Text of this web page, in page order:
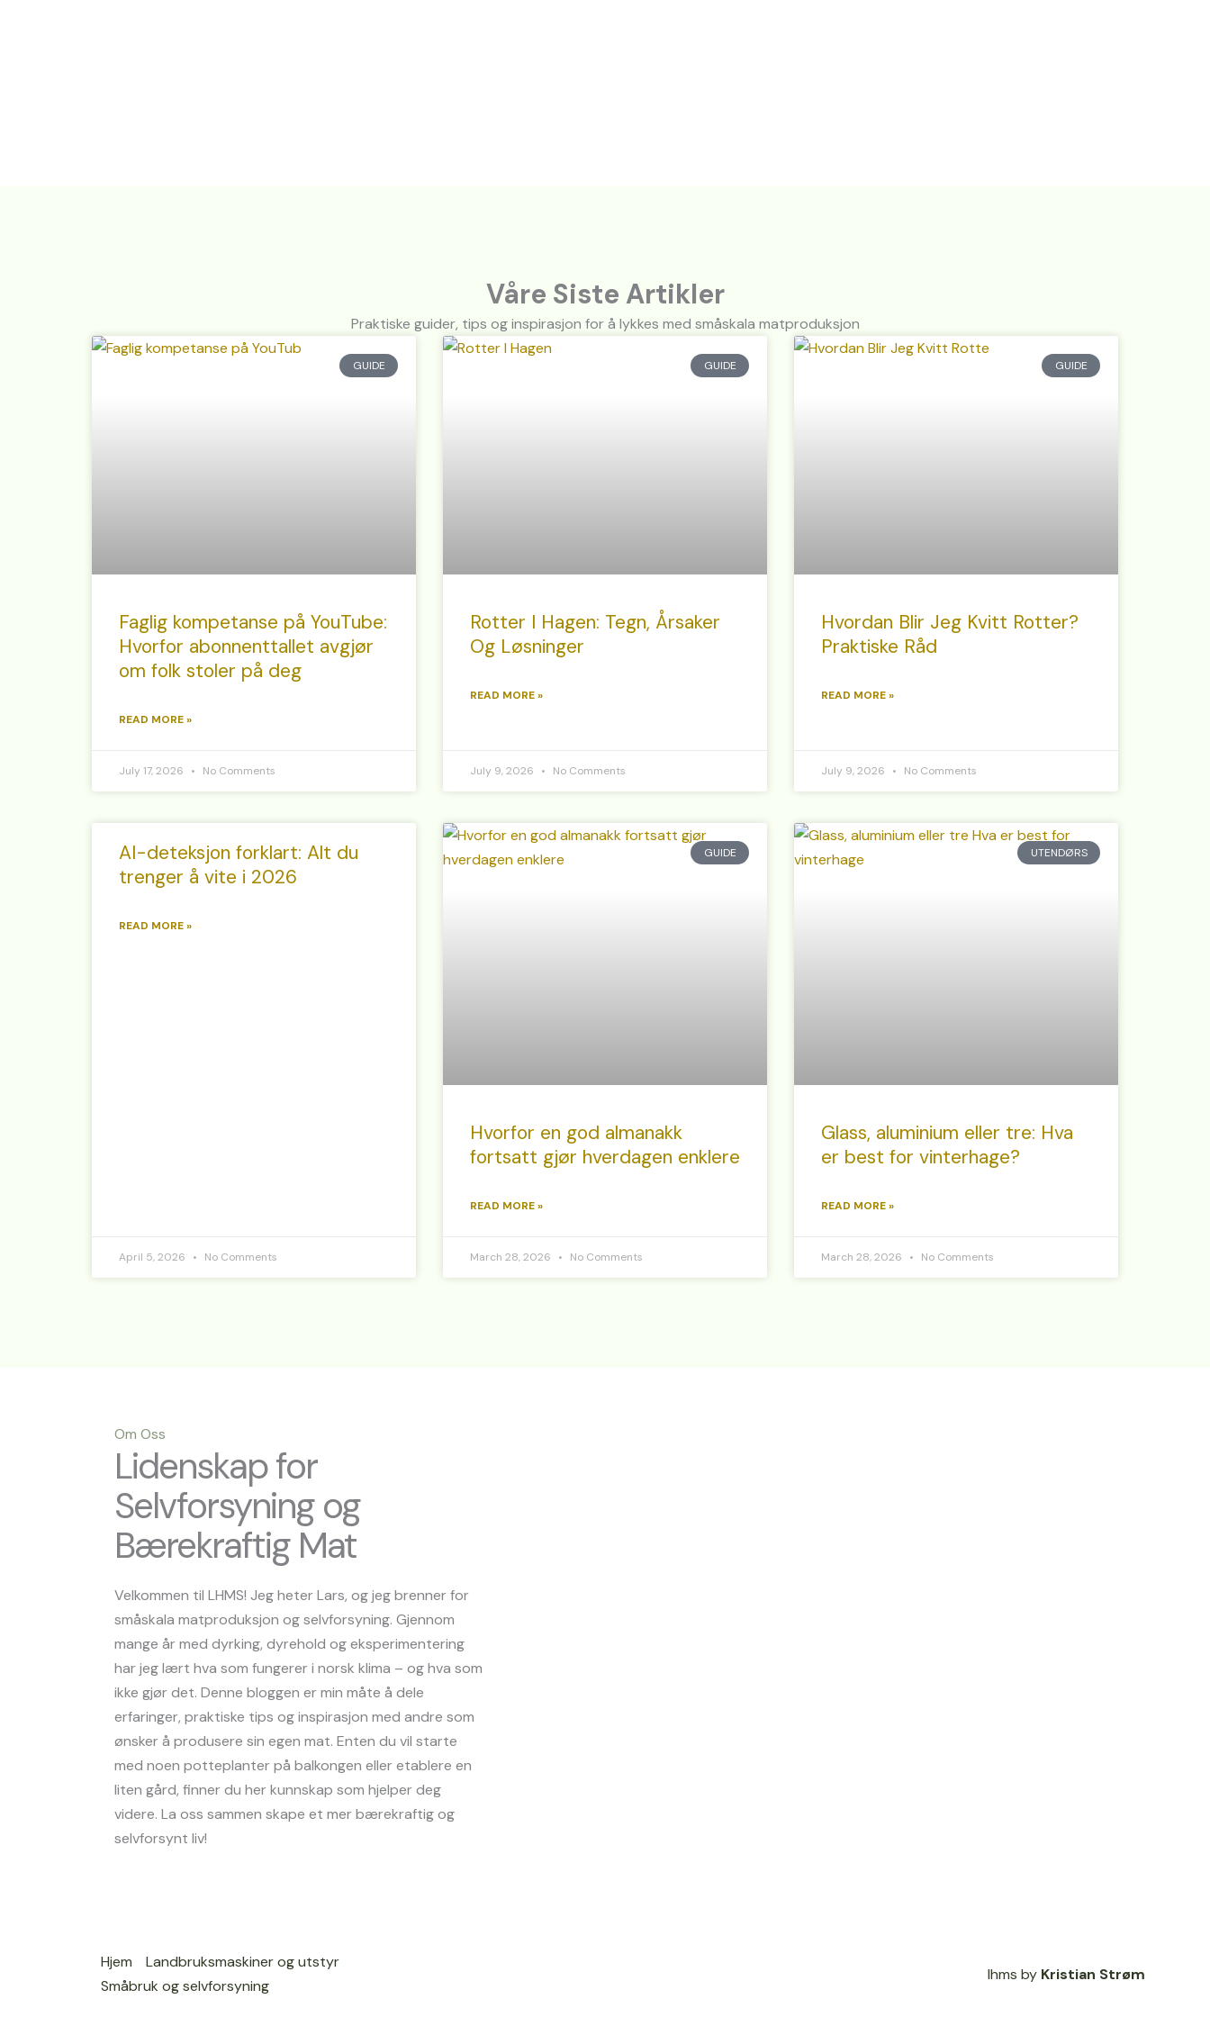
Våre Siste Artikler
Praktiske guider, tips og inspirasjon for å lykkes med småskala matproduksjon
GUIDE
Faglig kompetanse på YouTube:
Hvorfor abonnenttallet avgjør
om folk stoler på deg
READ MORE »
July 17, 2026 No Comments
GUIDE
Rotter I Hagen: Tegn, Årsaker
Og Løsninger
READ MORE »
July 9, 2026 No Comments
GUIDE
Hvordan Blir Jeg Kvitt Rotter?
Praktiske Råd
READ MORE »
July 9, 2026 No Comments
AI-deteksjon forklart: Alt du
trenger å vite i 2026
READ MORE »
April 5, 2026 No Comments
GUIDE
Hvorfor en god almanakk
fortsatt gjør hverdagen enklere
READ MORE »
March 28, 2026 No Comments
UTENDØRS
Glass, aluminium eller tre: Hva
er best for vinterhage?
READ MORE »
March 28, 2026 No Comments
Om Oss
Lidenskap for
Selvforsyning og
Bærekraftig Mat
Velkommen til LHMS! Jeg heter Lars, og jeg brenner for
småskala matproduksjon og selvforsyning. Gjennom
mange år med dyrking, dyrehold og eksperimentering
har jeg lært hva som fungerer i norsk klima – og hva som
ikke gjør det. Denne bloggen er min måte å dele
erfaringer, praktiske tips og inspirasjon med andre som
ønsker å produsere sin egen mat. Enten du vil starte
med noen potteplanter på balkongen eller etablere en
liten gård, finner du her kunnskap som hjelper deg
videre. La oss sammen skape et mer bærekraftig og
selvforsynt liv!
Hjem
Landbruksmaskiner og utstyr
Småbruk og selvforsyning
lhms by Kristian Strøm